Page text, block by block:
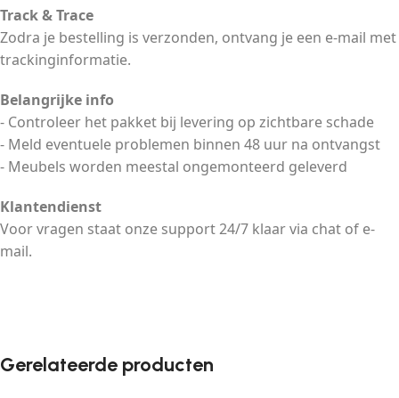
Track & Trace
Zodra je bestelling is verzonden, ontvang je een e-mail met
trackinginformatie.
Belangrijke info
- Controleer het pakket bij levering op zichtbare schade
- Meld eventuele problemen binnen 48 uur na ontvangst
- Meubels worden meestal ongemonteerd geleverd
Klantendienst
Voor vragen staat onze support 24/7 klaar via chat of e-
mail.
Gerelateerde producten